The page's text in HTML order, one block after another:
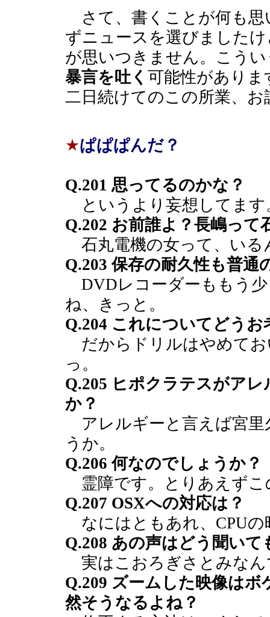
さて、書くことが何も思
ずニュースを選びました
が思いつきません。こう
暴言を吐く 可能性があり
二日続けてのこの所業、
★ぱぱぱんだ？
Q.201 思ってるのかな？
というより妄想してます
Q.202 お前誰よ？長嶋って
石丸電機の女って、いる
Q.203 保存の耐久性も普
DVDレコーダーももう
ね、きっと。
Q.204 これについてどう
だからドリルはやめてお
っ。
Q.205 ヒポクラテスがア
か？
アレルギーと言えば宮里
うか。
Q.206 何なのでしょうか？
霊障です。とりあえずこ
Q.207 OSXへの対応は？
なにはともあれ、CPUの
Q.208 あの声はどう聞い
実はこおろぎさとみなん
Q.209 ズームした映像は
然そうなるよね？